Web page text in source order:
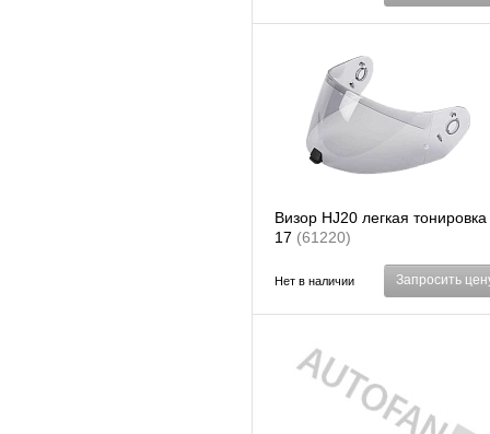
Визор HJ20 легкая
17 (61220)
Нет в наличии Запросить